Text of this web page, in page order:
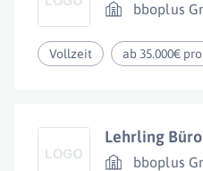
bboplus
Vollzeit ab 35.000€
Lehrling
bboplus